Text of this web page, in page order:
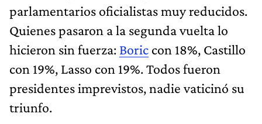
parlamentarios oficialistas muy reducidos.
Quienes pasaron a la segunda vuelta lo
hicieron sin fuerza: Boric con 18%, Castillo
con 19%, Lasso con 19%. Todos fueron
presidentes imprevistos, nadie vaticinó su
triunfo.